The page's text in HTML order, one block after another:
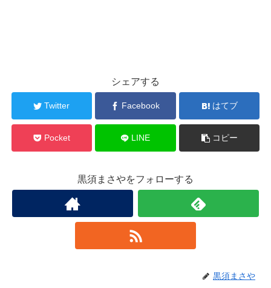
シェアする
Twitter Facebook はてブ
Pocket LINE コピー
黒須まさやをフォローする
黒須まさや